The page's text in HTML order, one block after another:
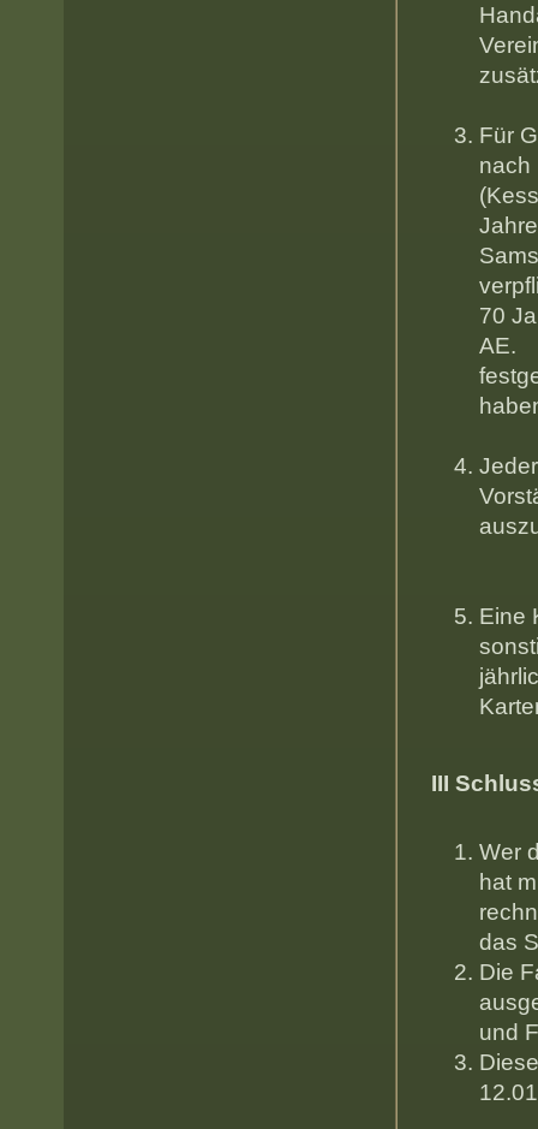
Für
70
Eine
III
Wer
hat
Die